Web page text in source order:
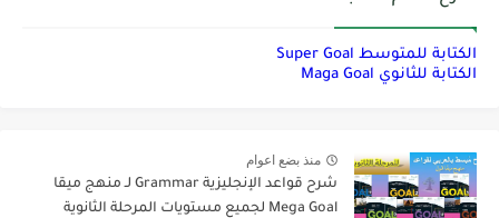
الكتابة للمتوسط Super Goal
الكتابة للثانوي Maga Goal
منذ بضع اعوام
شرح قواعد الإنجليزية Grammar لـ منهج ميقا
Mega Goal لجميع مستويات المرحلة الثانوية